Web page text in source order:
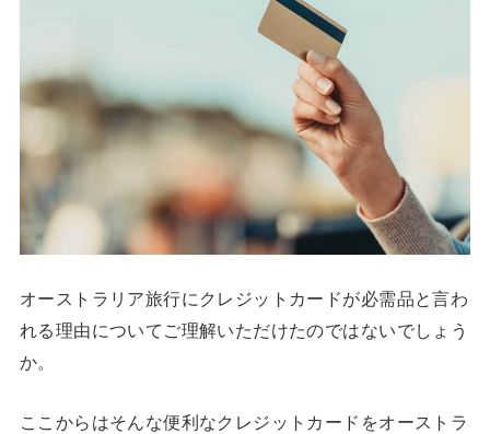
オーストラリア旅行にクレジットカードが必需品と言わ
れる理由についてご理解いただけたのではないでしょう
か。
ここからはそんな便利なクレジットカードをオーストラ